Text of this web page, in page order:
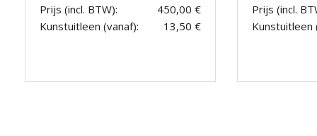
Prijs (incl. BTW):
450,00 €
Kunstuitleen (vanaf):
13,50 €
Prijs (incl.
Kunstuitleen